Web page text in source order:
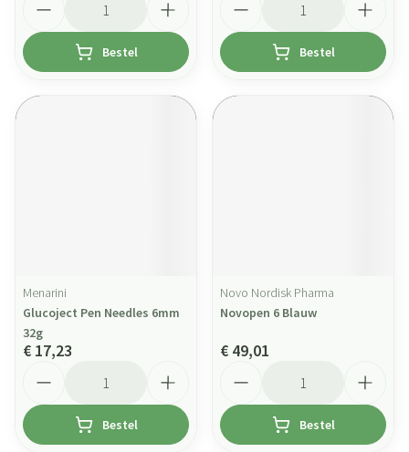
Bestel Bestel
Menarini
Glucoject Pen Needles 6mm
32g
€ 17,23
Bestel
Novo Nordisk Pharma
Novopen 6 Blauw
€ 49,01
Bestel